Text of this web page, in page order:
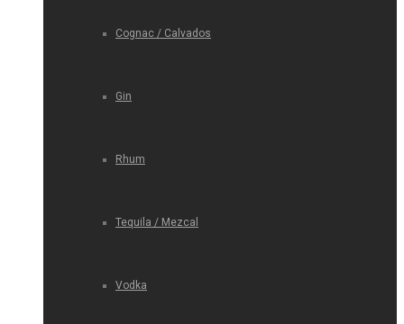
Cognac / Calvados
Gin
Rhum
Tequila / Mezcal
Vodka